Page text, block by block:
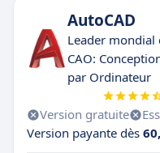
AutoCAD
Leader mondial
CAO:
par Ordinateur
Version gratuite
Version payante dès